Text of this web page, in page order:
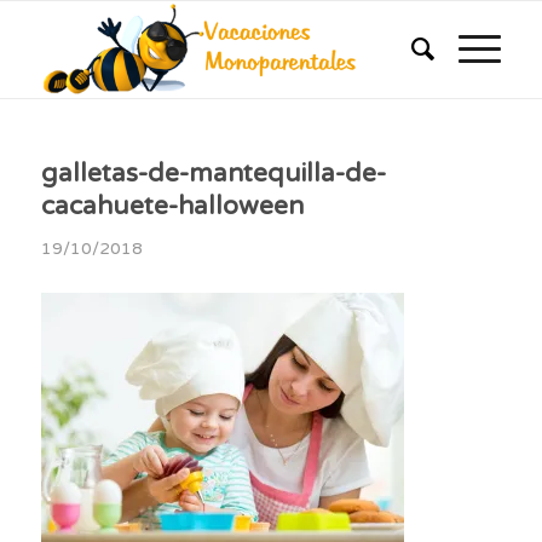
galletas-de-mantequilla-de-
cacahuete-halloween
19/10/2018